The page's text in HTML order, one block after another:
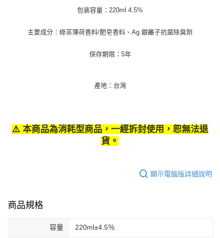
包装容量：220ml 4.5%
主要成分：綠茶薄荷香料/肥皂香料、Ag 銀離子抗菌除臭劑
保存期限：5年
產地：台灣
⚠️ 本商品為消耗型商品，一經拆封使用，恕無法退
貨。
顯示電腦版詳細說明
商品規格
容量 220ml±4.5％